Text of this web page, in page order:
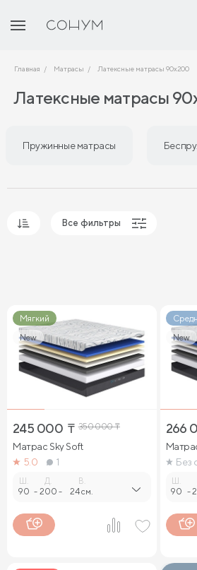
Главная Матрасы Латексные матрасы 90х200
Латексные матрасы
Пружинные матрасы
Все фильтры
Мягкий
New
245 000 ₸ 350 000₸
Матрас Sky Soft
5.0
1
Ш.
90 -
Д.
200 -
В.
24 см.
New
266
Без
Ш.
90 -